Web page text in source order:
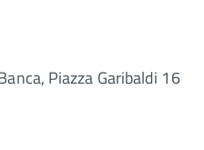
Piazza Garibaldi 16